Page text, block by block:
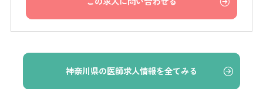
神奈川県の医師求人情報を全てみる